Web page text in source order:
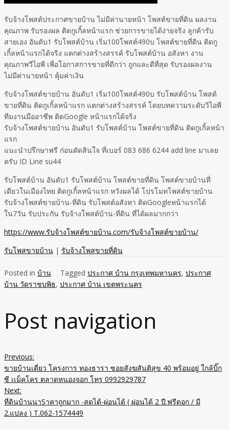
รับจ้างโพสต์ประกาศขายบ้าน ไม่มีค่านายหน้า โพสต์ขายที่ดิน ผลงาน
คุณภาพ รับรองผล ติดกูเกิ้ลหน้าแรก ช่วยการขายได้ง่ายจริง ลูกค้ารับ
สายเอง อันดับ1 รับโพสต์บ้าน เริ่ม100โพสต์490บ โพสต์ขายที่ดิน ติดกู
เกิ้ลหน้าแรกได้จริง แตกต่างสร้างสรรค์ รับโพสต์บ้าน อสังหา งาน
คุณภาพวีไอพี เพื่อโอกาสการขายที่ดีกว่า ถูกและดีที่สุด รับรองผลงาน
ไม่มีค่านายหน้า คุุ้มค่าเงิน
รับจ้างโพสต์ขายบ้าน อันดับ1 เริ่ม100โพสต์490บ รับโพสต์บ้าน โพสต์
ขายที่ดิน ติดกูเกิ้ลหน้าแรก แตกต่างสร้างสรรค์ โดยบทความระดับวิไอพี
ทีมงานมืออาชีพ ติดGoogle หน้าแรกได้จริง
รับจ้างโพสต์ขายบ้าน อันดับ1 รับโพสต์บ้าน โพสต์ขายที่ดิน ติดกูเกิ้ลหน้า
แรก
แนะนำปรึกษาฟรี ก่อนตัดสินใจ ที่เบอร์ 083 686 6244 add line มาเลย
ครับ ID Line su44
รับโพสต์บ้าน อันดับ1 รับโพสต์บ้าน โพสต์ขายที่ดิน โพสต์ขายบ้านที่
เดียวในเมืองไทย ติดกูเกิ้ลหน้าแรก หวังผลได้ โปรโมทโพสต์ขายบ้าน
รับจ้างโพสต์ขายบ้าน-ที่ดิน รับโพสต์อสังหา ติดGoogleหน้าแรกได้
ใน7วัน รับประกัน รับจ้างโพสต์บ้าน-ที่ดิน ที่ได้ผลมากกว่า
https://www.รับจ้างโพสต์ขายบ้าน.com/รับจ้างโพสต์ขายบ้าน/
รับโพสขายบ้าน | รับจ้างโพสขายที่ดิน
Posted in บ้าน Tagged ประกาศ บ้าน กรุงเทพมหานคร, ประกาศ
บ้าน วัดราชบพิธ, ประกาศ บ้าน เขตพระนคร
Post navigation
Previous:
ขายบ้านเดี่ยว โครงการ ทองธารา ซอยสังฆสันติสุข 40 พร้อมอยู่ ใกล้บิ๊ก
ซี เเม็คโคร ตลาดหนองจอก โทร 0992929787
Next:
ที่ดินบ้านนาSาคาถูกมาก -สดได้-ผ่อนได้ ( ผ่อนได้ 2 ปี.ฟรีดอก / มี
2.แปลง ) T.062-1574449